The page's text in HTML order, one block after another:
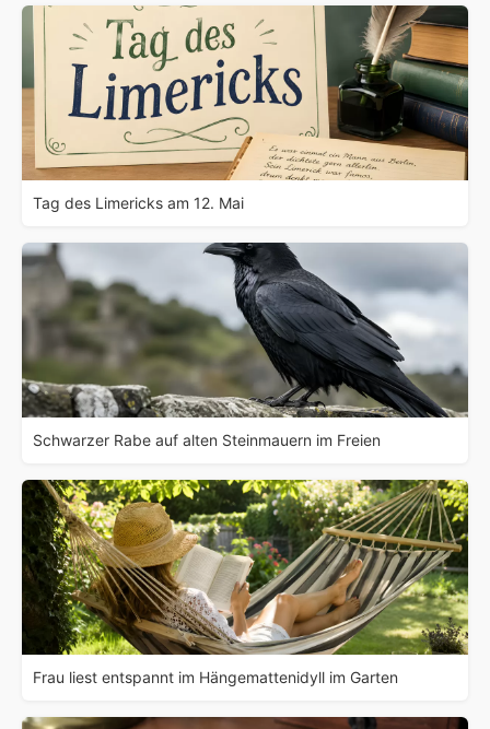
Tag des Limericks am 12. Mai
Schwarzer Rabe auf alten Steinmauern im Freien
Frau liest entspannt im Hängemattenidyll im Garten